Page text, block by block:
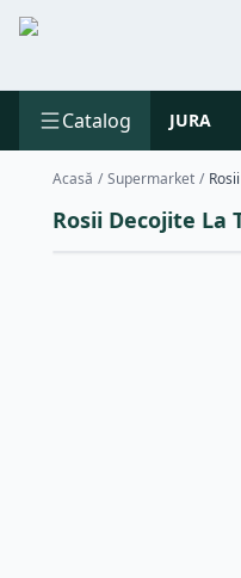
Catalog JURA
Acasă / Supermarket /
Rosii Decojite La